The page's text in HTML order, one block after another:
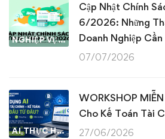
NGHIỆP VỤ KẾ TOÁN & THUẾ
Cập Nhật Chính
6/2026: Những
Doanh Nghiệp
07/07/2026
AI THỰC HÀNH
WORKSHOP
Cho Kế Toán Tài
27/06/2026